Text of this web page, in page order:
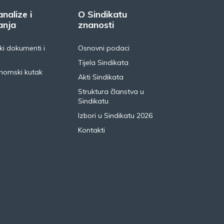
i
dokumenti i
kutak
O Sindikatu
znanosti
Osnovni podaci
Tijela Sindikata
Akti Sindikata
Struktura članstva u
Sindikatu
Izbori u Sindikatu 2026
Kontakti